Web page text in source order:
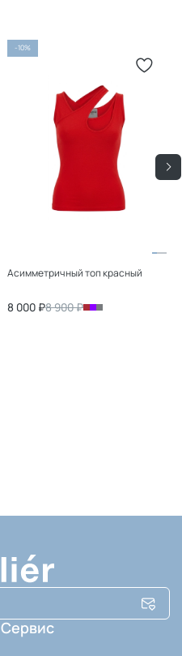
-10%
Асимметричный топ красный
8 000 ₽8 900 ₽
Сервис